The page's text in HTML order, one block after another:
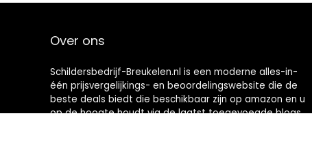
Over ons
Schildersbedrijf-Breukelen.nl is een moderne alles-in-
één prijsvergelijkings- en beoordelingswebsite die de
beste deals biedt die beschikbaar zijn op amazon en u
op de hoogte houdt via de laatst toegevoegde blogs.